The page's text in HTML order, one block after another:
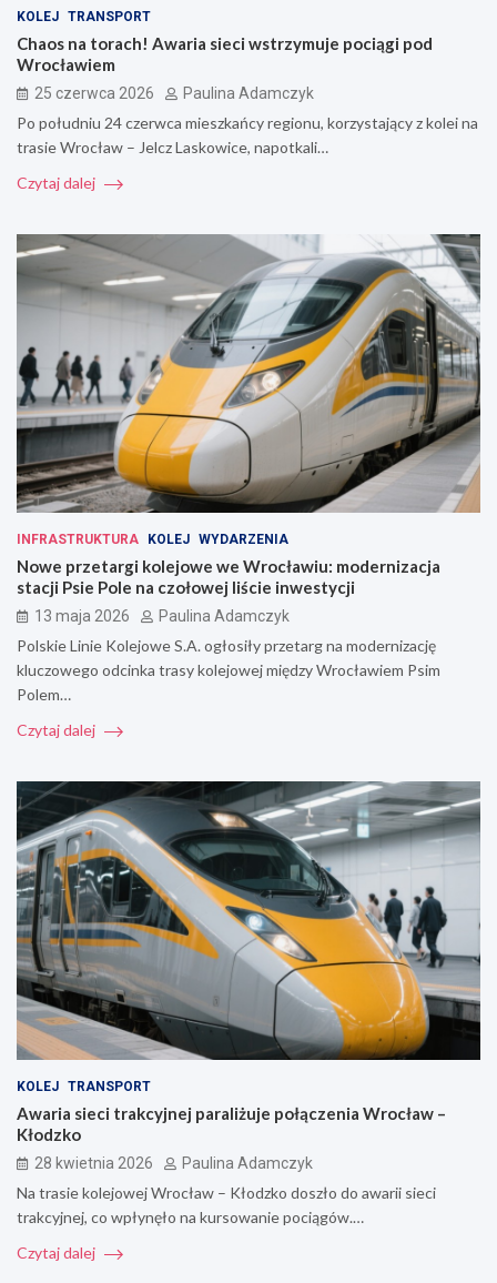
KOLEJ TRANSPORT
Chaos na torach! Awaria sieci wstrzymuje pociągi pod
Wrocławiem
25 czerwca 2026 Paulina Adamczyk
Po południu 24 czerwca mieszkańcy regionu, korzystający z kolei na
trasie Wrocław – Jelcz Laskowice, napotkali…
Czytaj dalej
INFRASTRUKTURA KOLEJ WYDARZENIA
Nowe przetargi kolejowe we Wrocławiu: modernizacja
stacji Psie Pole na czołowej liście inwestycji
13 maja 2026 Paulina Adamczyk
Polskie Linie Kolejowe S.A. ogłosiły przetarg na modernizację
kluczowego odcinka trasy kolejowej między Wrocławiem Psim
Polem…
Czytaj dalej
KOLEJ TRANSPORT
Awaria sieci trakcyjnej paraliżuje połączenia Wrocław –
Kłodzko
28 kwietnia 2026 Paulina Adamczyk
Na trasie kolejowej Wrocław – Kłodzko doszło do awarii sieci
trakcyjnej, co wpłynęło na kursowanie pociągów.…
Czytaj dalej